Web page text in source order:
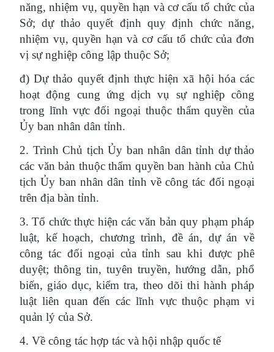
năng, nhiệm vụ, quyền hạn và cơ cấu tổ chức của
Sở; dự thảo quyết định quy định chức năng,
nhiệm vụ, quyền hạn và cơ cấu tổ chức của đơn
vị sự nghiệp công lập thuộc Sở;
đ) Dự thảo quyết định thực hiện xã hội hóa các
hoạt động cung ứng dịch vụ sự nghiệp công
trong lĩnh vực đối ngoại thuộc thẩm quyền của
Ủy ban nhân dân tỉnh.
2. Trình Chủ tịch Ủy ban nhân dân tỉnh dự thảo
các văn bản thuộc thẩm quyền ban hành của Chủ
tịch Ủy ban nhân dân tỉnh về công tác đối ngoại
trên địa bàn tỉnh.
3. Tổ chức thực hiện các văn bản quy phạm pháp
luật, kế hoạch, chương trình, đề án, dự án về
công tác đối ngoại của tỉnh sau khi được phê
duyệt; thông tin, tuyên truyền, hướng dẫn, phổ
biến, giáo dục, kiểm tra, theo dõi thi hành pháp
luật liên quan đến các lĩnh vực thuộc phạm vi
quản lý của Sở.
4. Về công tác hợp tác và hội nhập quốc tế